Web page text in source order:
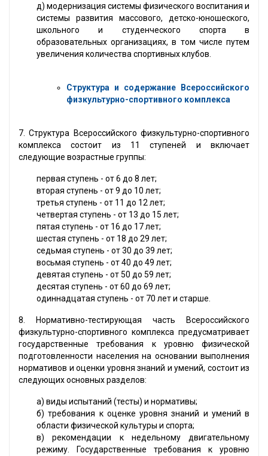
д) модернизация системы физического воспитания и
системы развития массового, детско-юношеского,
школьного и студенческого спорта в
образовательных организациях, в том числе путем
увеличения количества спортивных клубов.
Структура и содержание Всероссийского
физкультурно-спортивного комплекса
7. Структура Всероссийского физкультурно-спортивного
комплекса состоит из 11 ступеней и включает
следующие возрастные группы:
первая ступень - от 6 до 8 лет;
вторая ступень - от 9 до 10 лет;
третья ступень - от 11 до 12 лет;
четвертая ступень - от 13 до 15 лет;
пятая ступень - от 16 до 17 лет;
шестая ступень - от 18 до 29 лет;
седьмая ступень - от 30 до 39 лет;
восьмая ступень - от 40 до 49 лет;
девятая ступень - от 50 до 59 лет;
десятая ступень - от 60 до 69 лет;
одиннадцатая ступень - от 70 лет и старше.
8. Нормативно-тестирующая часть Всероссийского
физкультурно-спортивного комплекса предусматривает
государственные требования к уровню физической
подготовленности населения на основании выполнения
нормативов и оценки уровня знаний и умений, состоит из
следующих основных разделов:
а) виды испытаний (тесты) и нормативы;
б) требования к оценке уровня знаний и умений в
области физической культуры и спорта;
в) рекомендации к недельному двигательному
режиму. Государственные требования к уровню